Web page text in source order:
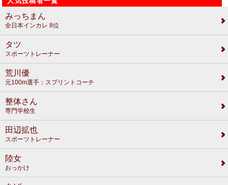
みっちまん
全日本インカレ 8位
タツ
スポーツトレーナー
荒川優
元100m選手：スプリントコーチ
整体さん
専門学校生
田辺拡也
スポーツトレーナー
陸女
おっかけ